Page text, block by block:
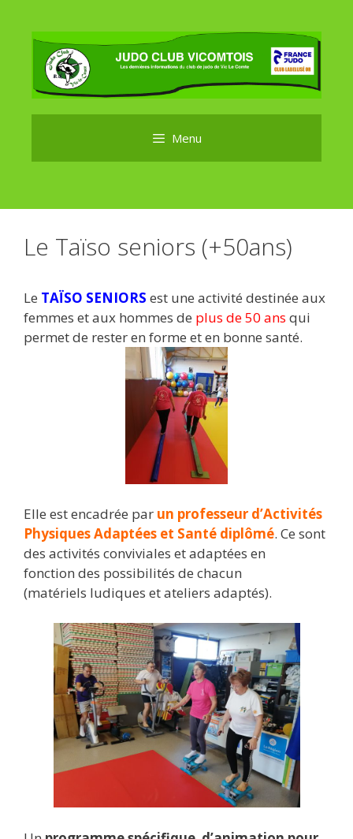
contenu
Menu
Le Taïso seniors (+50ans)
Le TAÏSO SENIORS est une activité destinée aux
femmes et aux hommes de plus de 50 ans qui
permet de rester en forme et en bonne santé.
Elle est encadrée par un professeur d’Activités
Physiques Adaptées et Santé diplômé. Ce sont
des activités conviviales et adaptées en
fonction des possibilités de chacun
(matériels ludiques et ateliers adaptés).